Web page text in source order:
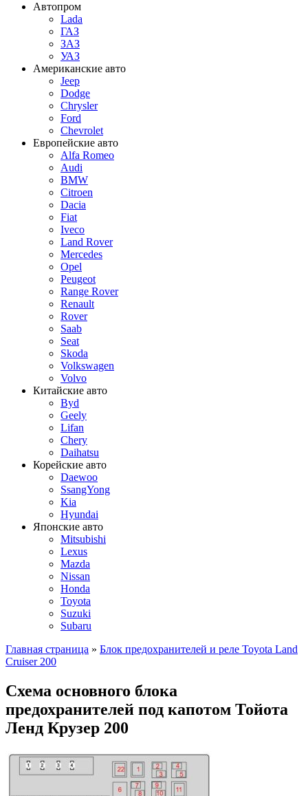
Автопром
Lada
ГАЗ
ЗАЗ
УАЗ
Американские авто
Jeep
Dodge
Chrysler
Ford
Chevrolet
Европейские авто
Alfa Romeo
Audi
BMW
Citroen
Dacia
Fiat
Iveco
Land Rover
Mercedes
Opel
Peugeot
Range Rover
Renault
Rover
Saab
Seat
Skoda
Volkswagen
Volvo
Китайские авто
Byd
Geely
Lifan
Chery
Daihatsu
Корейские авто
Daewoo
SsangYong
Kia
Hyundai
Японские авто
Mitsubishi
Lexus
Mazda
Nissan
Honda
Toyota
Suzuki
Subaru
Главная страница » Блок предохранителей и реле Toyota Land
Cruiser 200
Схема основного блока
предохранителей под капотом Тойота
Ленд Крузер 200